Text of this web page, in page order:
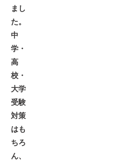
まし
た。
中
学・
高
校・
大学
受験
対策
はも
ちろ
ん、